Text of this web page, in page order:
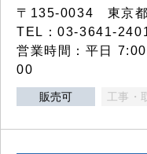
〒135-0034 東京
TEL：03-3641-
営業時間：平日
00
販売可 工事・